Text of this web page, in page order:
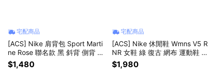
宅配商品
[ACS] Nike 肩背包 Sport Marti
ne Rose 聯名款 黑 斜背 側背 小
包 HV6891-010
$1,480
宅配商品
[ACS] Nike 休閒鞋 Wmns V5 R
NR 女鞋 綠 復古 網布 運動鞋 H
Q7901-301
$1,980